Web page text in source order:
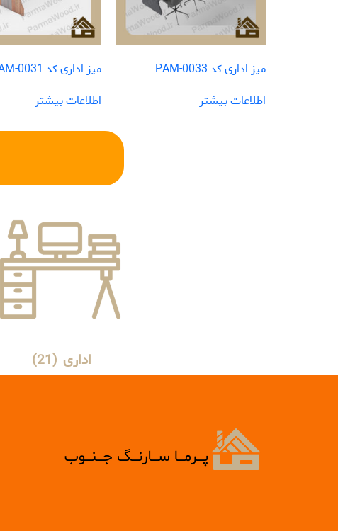
میز اداری کد PAM-0033
اطلاعات بیشتر
میز اداری کد PAM-0031
اطلاعات بیشتر
اداری (21)